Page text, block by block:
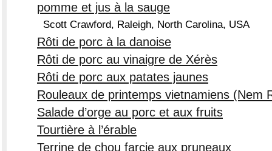
pomme et jus à la sauge
Scott Crawford, Raleigh, North Carolina, USA
Rôti de porc à la danoise
Rôti de porc au vinaigre de Xérès
Rôti de porc aux patates jaunes
Rouleaux de printemps vietnamiens (Nem
Salade d’orge au porc et aux fruits
Tourtière à l’érable
Terrine de chou farcie aux pruneaux